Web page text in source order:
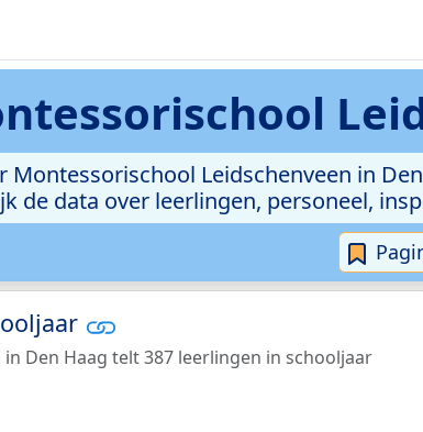
Montessorischool Leidschenveen in
de data over leerlingen, personeel,
Den Haag telt 387 leerlingen in schooljaar